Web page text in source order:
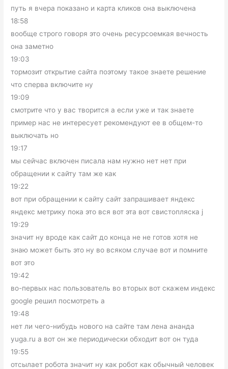
путь я вчера показано и карта кликов она выключена
18:58
вообще строго говоря это очень ресурсоемкая вечность
она заметно
19:03
тормозит открытие сайта поэтому такое знаете решение
что сперва включите ну
19:09
смотрите что у вас творится а если уже и так знаете
пример нас не интересует рекомендуют ее в общем-то
выключать но
19:17
мы сейчас включен писала нам нужно нет нет при
обращении к сайту там же как
19:22
вот при обращении к сайту сайт запрашивает яндекс
яндекс метрику пока это вся вот эта вот свистопляска j
19:29
значит ну вроде как сайт до конца не не готов хотя не
знаю может быть это ну во всяком случае вот и помните
вот это
19:42
во-первых нас пользователь во вторых вот скажем индекс
google решил посмотреть а
19:48
нет ли чего-нибудь нового на сайте там лена ананда
yuga.ru а вот он же периодически обходит вот он туда
19:55
отсылает робота значит ну как робот как обычный человек